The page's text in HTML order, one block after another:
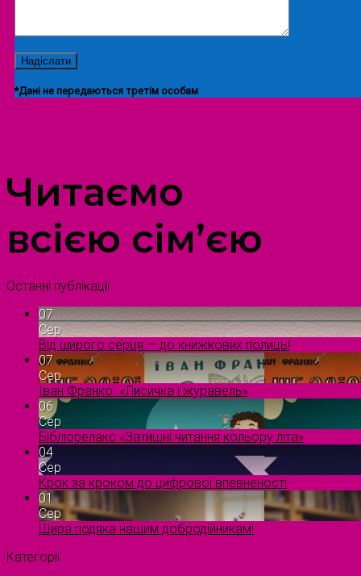
*Дані не передаються третім особам
Читаємо
всією сім’єю
Останні публікації
07
Сер
Від щирого серця — до книжкових полиць!
07
Сер
Іван Франко. «Лисичка і журавель»
06
Сер
Бібліорелакс «Затишні читання кольору літа»
04
Сер
Крок за кроком до цифрової впевненості
01
Сер
Щира подяка нашим добродійникам!
Категорії